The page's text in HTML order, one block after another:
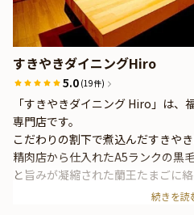
すきやきダイニングHiro
5.0 (19件)
「すきやきダイニング Hiro」は、
専門店です。
こだわりの割下で煮込んだすきや
精肉店から仕入れたA5ランクの黒
と旨みが凝縮された蘭王たまごに
続きを読